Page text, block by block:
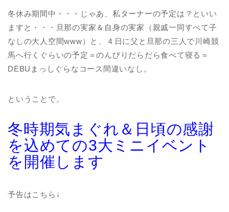
冬休み期間中・・・じゃあ、私ターナーの予定は？といい
ますと・・・旦那の実家＆自身の実家（親戚一同すべて子
なしの大人空間www）と、４日に父と旦那の三人で川崎競
馬へ行くぐらいの予定＝のんびりだらだら食べて寝る＝
DEBUまっしぐらなコース間違いなし。
ということで。
冬時期気まぐれ＆日頃の感謝
を込めての3大ミニイベント
を開催します
予告はこちら↓